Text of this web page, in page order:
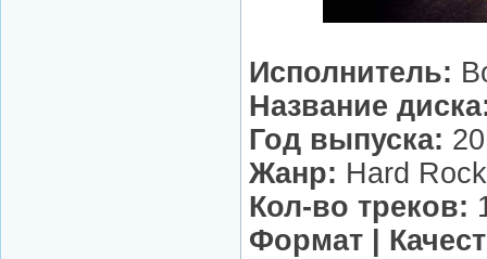
Исполнитель:
Название
Год выпуска:
Жанр: Hard Rock
Кол-во треков:
Формат |